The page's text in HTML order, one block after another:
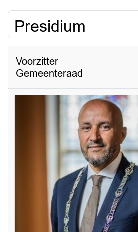
Presidium
Voorzitter
Gemeenteraad